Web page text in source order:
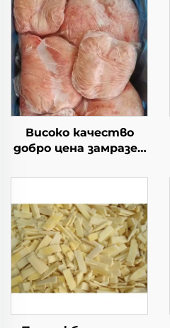
Високо качество
добро цена замразен
мазнина на
замразен агнешки
бут за продажба